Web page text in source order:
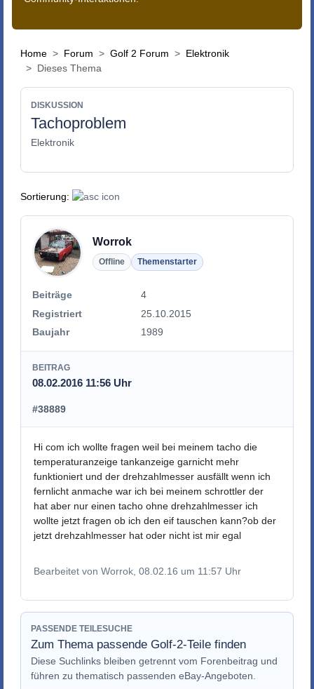
Home Forum Golf 2 Forum
Elektronik
Dieses Thema
DISKUSSION
Tachoproblem
Elektronik
Sortierung:
Worrok
Offline Themenstarter
Beiträge
4
Registriert
25.10.2015
Baujahr
1989
BEITRAG
08.02.2016 11:56 Uhr
#38889
Hi com ich wollte fragen weil bei meinem tacho die
temperaturanzeige tankanzeige garnicht mehr
funktioniert und der drehzahlmesser ausfällt wenn ich
fernlicht anmache war ich bei meinem schrottler der
hat aber nur einen tacho ohne drehzahlmesser ich
wollte jetzt fragen ob ich den eif tauschen kann?ob der
jetzt drehzahlmesser hat oder nicht ist mir egal
Bearbeitet von Worrok, 08.02.16 um 11:57 Uhr
PASSENDE TEILESUCHE
Zum Thema passende Golf-2-Teile finden
Diese Suchlinks bleiben getrennt vom Forenbeitrag und
führen zu thematisch passenden eBay-Angeboten.